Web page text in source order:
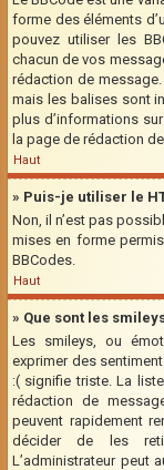
forme des éléments
pouvez utiliser les
chacun de vos
rédaction de
mais les balises sont
plus d’informations
la page de rédaction
Haut
» Puis-je utiliser le
Non, il n’est pas
mises en forme
BBCodes.
Haut
» Que sont les
Les smileys, ou
exprimer des
:( signifie triste. La
rédaction de
peuvent rapidement
décider de les
L’administrateur peut